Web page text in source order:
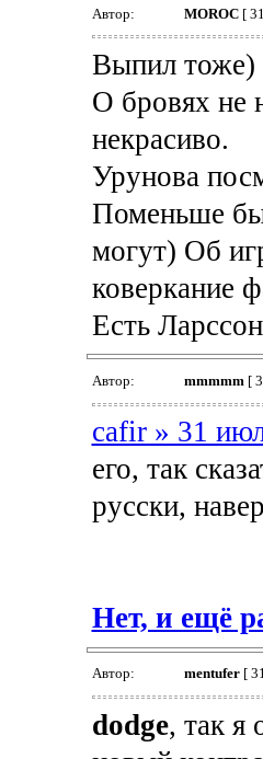
Автор: MOROC[
Выпил тоже)
О бровях не
некрасиво.
Урунова
Поменьше
могут) Об
коверкание
Есть
Автор: mmmmm[
cafir » 31
его, так
русски,
Нет, и ещё
Автор: mentufer[
dodge, так я